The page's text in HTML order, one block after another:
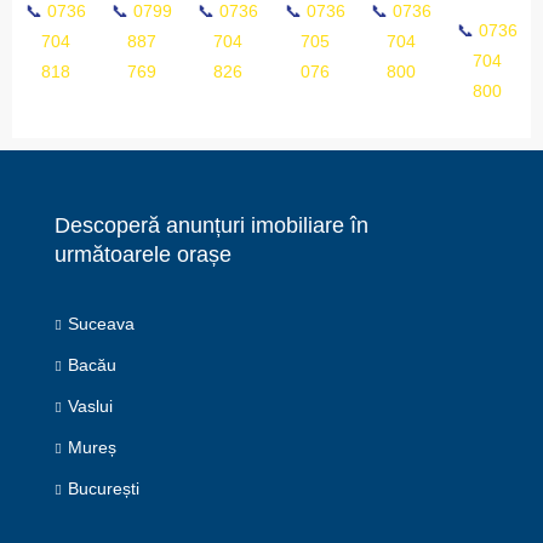
📞 0736
704
818
📞 0799
887
769
📞0736
704
826
📞 0736
705
076
📞 0736
704
800
📞0736
704
800
Descoperă anunțuri imobiliare în
următoarele orașe
Suceava
Bacău
Vaslui
Mureș
București